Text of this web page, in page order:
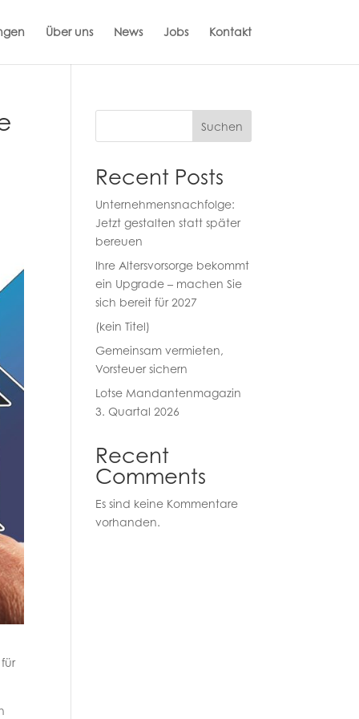
Über uns News Jobs Kontakt
Suchen
Recent Posts
Unternehmensnachfolge:
Jetzt gestalten statt später
bereuen
Ihre Altersvorsorge bekommt
ein Upgrade – machen Sie
sich bereit für 2027
(kein Titel)
Gemeinsam vermieten,
Vorsteuer sichern
Lotse Mandantenmagazin
3. Quartal 2026
Recent
Comments
Es sind keine Kommentare
vorhanden.